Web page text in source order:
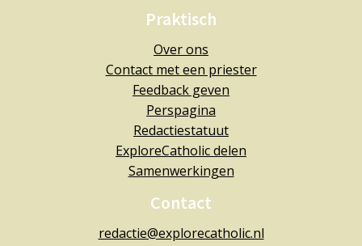
Praktisch
Over ons
Contact met een priester
Feedback geven
Perspagina
Redactiestatuut
ExploreCatholic delen
Samenwerkingen
Contact
redactie@explorecatholic.nl